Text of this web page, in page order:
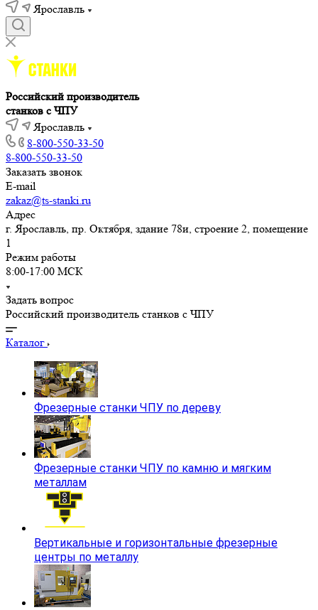
Ярославль
Российский производитель
станков с ЧПУ
Ярославль
8-800-550-33-50
8-800-550-33-50
Заказать звонок
E-mail
zakaz@ts-stanki.ru
Адрес
г. Ярославль, пр. Октября, здание 78и, строение 2, помещение
1
Режим работы
8:00-17:00 МСК
Задать вопрос
Российский производитель станков с ЧПУ
Каталог
Фрезерные станки ЧПУ по дереву
Фрезерные станки ЧПУ по камню и мягким
металлам
Вертикальные и горизонтальные фрезерные
центры по металлу